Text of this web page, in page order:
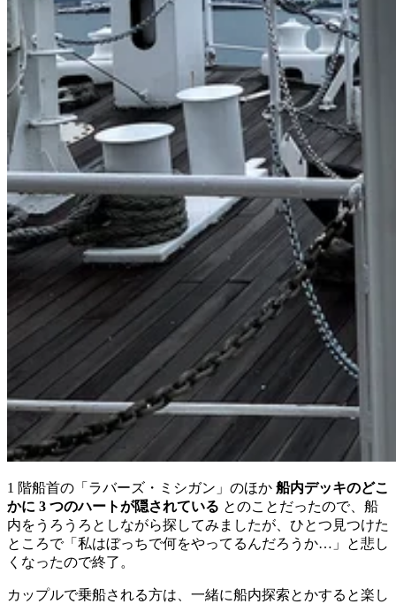
1 階船首の「ラバーズ・ミシガン」のほか 船内デッキのどこ
かに 3 つのハートが隠されている とのことだったので、船
内をうろうろとしながら探してみましたが、ひとつ見つけた
ところで「私はぼっちで何をやってるんだろうか…」と悲し
くなったので終了。
カップルで乗船される方は、一緒に船内探索とかすると楽し